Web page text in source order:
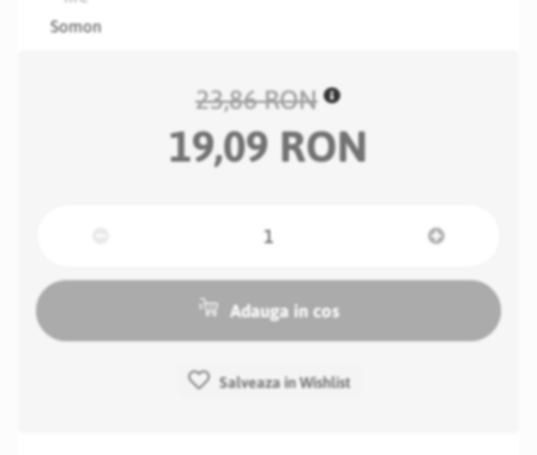
Somon
23,86 RON
19,09 RON
Adauga in cos
Salveaza in Wishlist